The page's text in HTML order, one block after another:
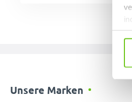
Unsere Marken